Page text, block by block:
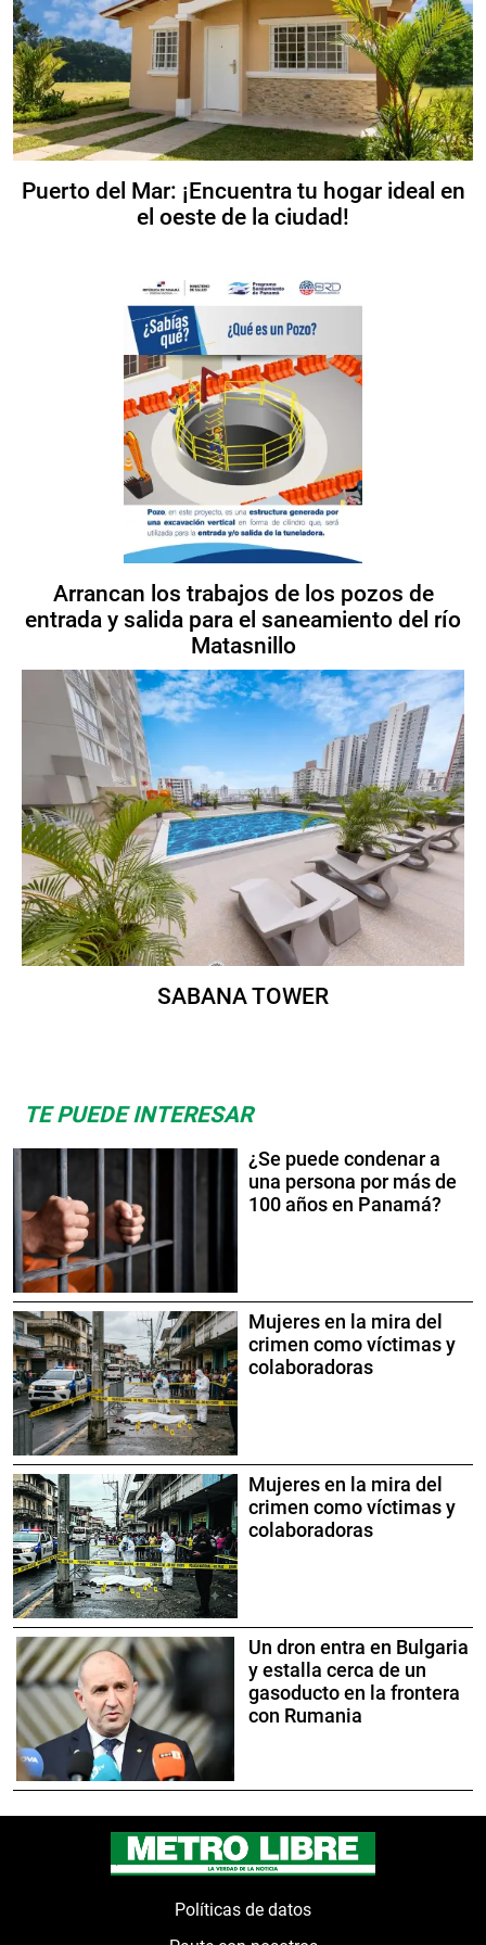
Puerto del Mar: ¡Encuentra tu hogar ideal en
el oeste de la ciudad!
Arrancan los trabajos de los pozos de
entrada y salida para el saneamiento del río
Matasnillo
SABANA TOWER
TE PUEDE INTERESAR
¿Se puede condenar a
una persona por más de
100 años en Panamá?
Mujeres en la mira del
crimen como víctimas y
colaboradoras
Mujeres en la mira del
crimen como víctimas y
colaboradoras
Un dron entra en Bulgaria
y estalla cerca de un
gasoducto en la frontera
con Rumania
Políticas de datos